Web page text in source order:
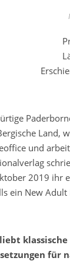
Land,
und
2019 ihr
ein New
für